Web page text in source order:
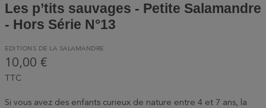
Les p’tits sauvages - Petite Salamandre
- Hors Série N°13
EDITIONS DE LA SALAMANDRE
10,00 €
TTC
Si vous avez des enfants curieux de nature entre 4 et 7 ans, la